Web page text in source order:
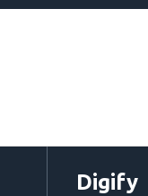
Digify